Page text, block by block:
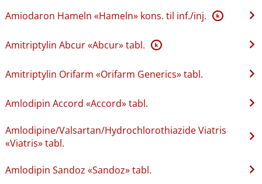
Amiodaron Hameln «Hameln» kons. til inf.​/​inj. K
Amitriptylin Abcur «Abcur» tabl. K
Amitriptylin Orifarm «Orifarm Generics» tabl.
Amlodipin Accord «Accord» tabl.
Amlodipine​/​Valsartan​/​Hydrochlorothiazide Viatris
«Viatris» tabl.
Amlodipin Sandoz «Sandoz» tabl.